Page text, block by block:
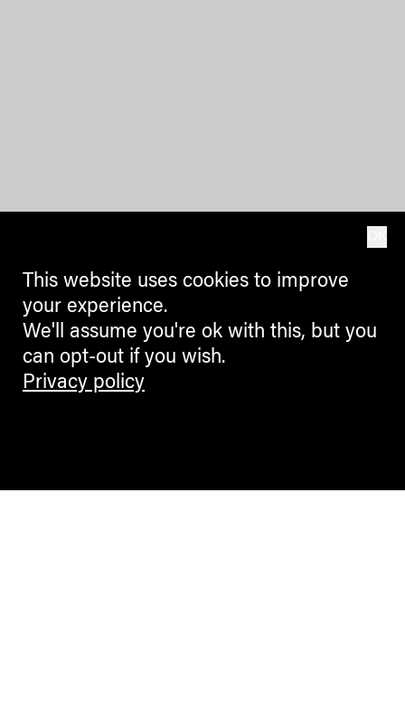
This website uses cookies to improve
your experience.
We'll assume you're ok with this, but you
can opt-out if you wish.
Privacy policy